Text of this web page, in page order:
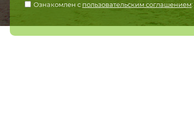
Ознакомлен с пользовательским соглашением: